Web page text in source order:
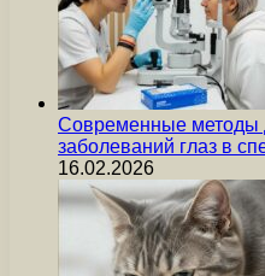
Современные методы
заболеваний глаз в
16.02.2026